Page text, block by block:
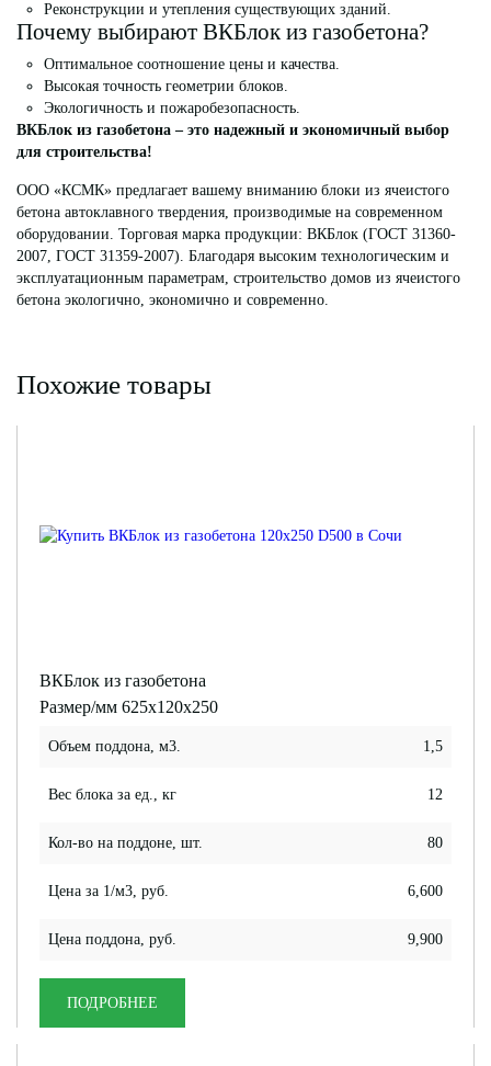
Реконструкции и утепления существующих зданий.
Почему выбирают ВКБлок из газобетона?
Оптимальное соотношение цены и качества.
Высокая точность геометрии блоков.
Экологичность и пожаробезопасность.
ВКБлок из газобетона – это надежный и экономичный выбор
для строительства!
ООО «КСМК» предлагает вашему вниманию блоки из ячеистого
бетона автоклавного твердения, производимые на современном
оборудовании. Торговая марка продукции: ВКБлок (ГОСТ 31360-
2007, ГОСТ 31359-2007). Благодаря высоким технологическим и
эксплуатационным параметрам, строительство домов из ячеистого
бетона экологично, экономично и современно.
Похожие товары
ВКБлок из газобетона
Размер/мм 625x120x250
Объем поддона, м3. 1,5
Вес блока за ед., кг 12
Кол-во на поддоне, шт. 80
Цена за 1/м3, руб. 6,600
Цена поддона, руб. 9,900
ПОДРОБНЕЕ